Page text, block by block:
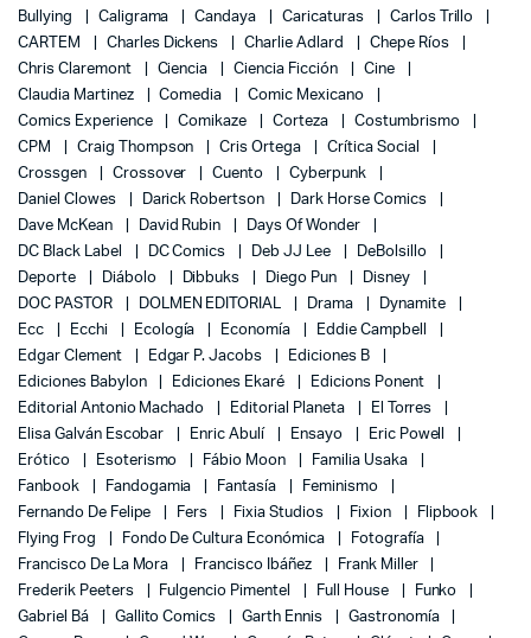
Bullying
Caligrama Candaya Caricaturas
Carlos Trillo
CARTEM
Charles Dickens Charlie Adlard
Chepe Ríos
Chris Claremont
Ciencia Ciencia Ficción
Cine
Claudia Martinez
Comedia
Comic Mexicano
Comics Experience
Comikaze Corteza
Costumbrismo
CPM
Craig Thompson Cris Ortega
Crítica Social
Crossgen
Crossover Cuento
Cyberpunk
Daniel Clowes
Darick Robertson
Dark Horse Comics
Dave McKean
David Rubin
Days Of Wonder
DC Black Label
DC Comics Deb JJ Lee
DeBolsillo
Deporte
Diábolo Dibbuks Diego Pun
Disney
DOC PASTOR
DOLMEN EDITORIAL Drama
Dynamite
Ecc
Ecchi Ecología Economía
Eddie Campbell
Edgar Clement
Edgar P. Jacobs
Ediciones B
Ediciones Babylon
Ediciones Ekaré
Edicions Ponent
Editorial Antonio Machado
Editorial Planeta
El Torres
Elisa Galván Escobar
Enric Abulí Ensayo
Eric Powell
Erótico
Esoterismo Fábio Moon
Familia Usaka
Fanbook
Fandogamia Fantasía
Feminismo
Fernando De Felipe
Fers Fixia Studios Fixion
Flipbook
Flying Frog
Fondo De Cultura Económica
Fotografía
Francisco De La Mora
Francisco Ibáñez
Frank Miller
Frederik Peeters
Fulgencio Pimentel Full House
Funko
Gabriel Bá
Gallito Comics Garth Ennis
Gastronomía